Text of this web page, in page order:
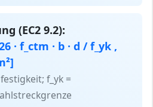
(EC2 9.2):
· f_ctm · b · d / f_yk ,
f_yk =